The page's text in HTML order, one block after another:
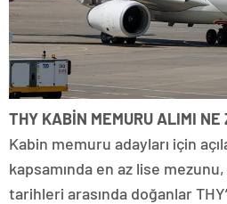
THY KABİN MEMURU ALIMI NE
Kabin memuru adayları için
kapsamında en az lise mezunu,
tarihleri arasında doğanlar